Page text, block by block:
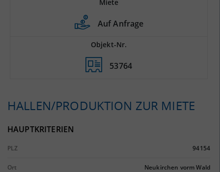
Miete
Auf Anfrage
Objekt-Nr.
53764
HALLEN/PRODUKTION ZUR MIETE
HAUPTKRITERIEN
PLZ 94154
Ort Neukirchen vorm Wald